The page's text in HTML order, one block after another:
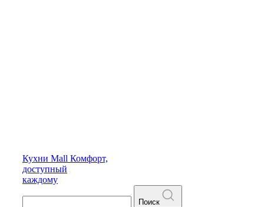
Кухни Mall Комфорт,
доступный
каждому
Поиск